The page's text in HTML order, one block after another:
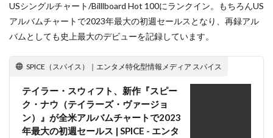
USシングルチャート/Billlboard Hot 100にランクイン。もちろんUS
アルバムチャートで2023年最大の初週セールスとなり、再録アル
バムとしても史上最大のデビューを記録しています。
SPICE（スパイス）｜エンタメ特化型情報メディア スパイス
テイラー・スウィフト、新作『スピー
ク・ナウ（テイラーズ・ヴァージョ
ン）』が全米アルバムチャートで2023
年最大の初週セールス | SPICE - エンタ